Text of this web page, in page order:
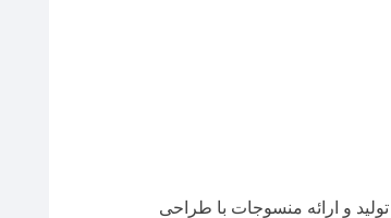
و ارائه منسوجات با طراحی